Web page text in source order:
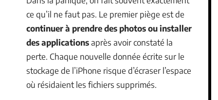
ce qu’il ne faut pas. Le premier piège est de
continuer à prendre des photos ou installer
des applicationsaprès avoir constaté la
perte. Chaque nouvelle donnée écrite sur le
stockage de l’iPhone risque d’écraser l’espace
où résidaient les fichiers supprimés.